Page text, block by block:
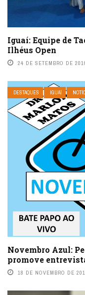
Iguaí: Equipe de
Ilhéus Open
24 DE SETEMBRO DE
DESTAQUES IGUAÍ
Novembro Azul:
promove
18 DE NOVEMBRO DE